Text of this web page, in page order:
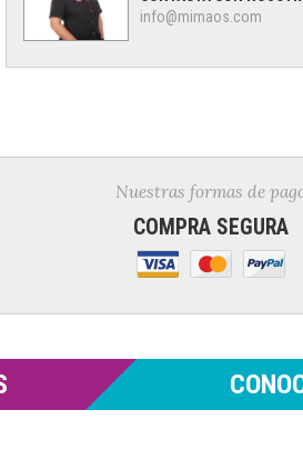
info@mimaos.com
Nuestras formas de
COMPRA SEGURA